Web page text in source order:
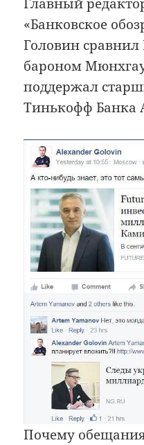
«Банковское
Головин сравнил
бароном
поддержал
Тинькофф Банка
Почему